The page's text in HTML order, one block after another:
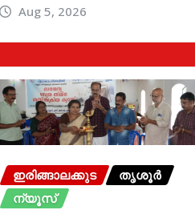
Aug 5, 2026
ഇരിങ്ങാലക്കുട
തൃശൂർ
ന്യൂസ്